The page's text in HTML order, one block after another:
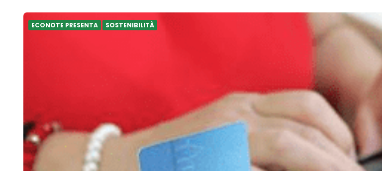
ECONOTE PRESENTA SOSTENIBILITÀ